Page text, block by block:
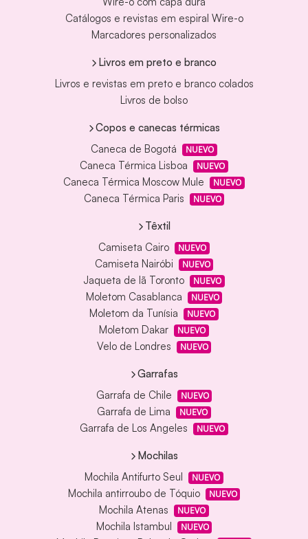
Catálogos e revistas em espiral Wire-o
Marcadores personalizados
Livros em preto e branco
Livros e revistas em preto e branco colados
Livros de bolso
Copos e canecas térmicas
Caneca de Bogotá
NUEVO
Caneca Térmica Lisboa NUEVO
Caneca Térmica Moscow Mule NUEVO
Caneca Térmica Paris NUEVO
Têxtil
Camiseta Cairo
NUEVO
Camiseta Nairóbi NUEVO
Jaqueta de lã Toronto NUEVO
Moletom Casablanca NUEVO
Moletom da Tunísia NUEVO
Moletom Dakar NUEVO
Velo de Londres NUEVO
Garrafas
Garrafa de Chile
NUEVO
Garrafa de Lima NUEVO
Garrafa de Los Angeles NUEVO
Mochilas
Mochila Antifurto Seul
NUEVO
Mochila antirroubo de Tóquio NUEVO
Mochila Atenas NUEVO
Mochila Istambul NUEVO